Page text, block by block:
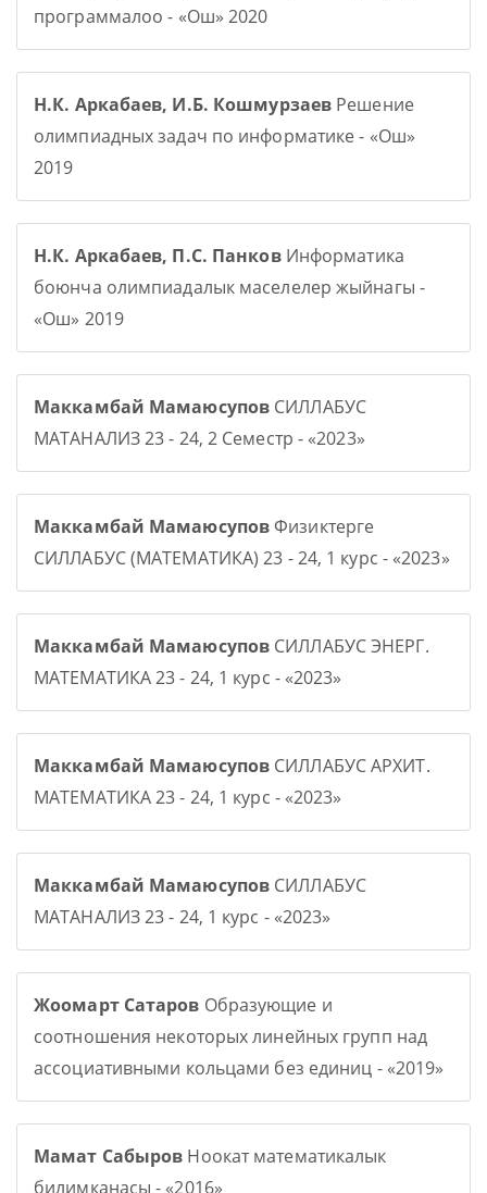
программалоо - «Ош» 2020
Н.К. Аркабаев, И.Б. Кошмурзаев Решение
олимпиадных задач по информатике - «Ош»
2019
Н.К. Аркабаев, П.С. ПанковИнформатика
боюнча олимпиадалык маселелер жыйнагы -
«Ош» 2019
Маккамбай Мамаюсупов СИЛЛАБУС
МАТАНАЛИЗ 23 - 24, 2 Семестр - «2023»
Маккамбай МамаюсуповФизиктерге
СИЛЛАБУС (МАТЕМАТИКА) 23 - 24, 1 курс - «2023»
Маккамбай Мамаюсупов СИЛЛАБУС ЭНЕРГ.
МАТЕМАТИКА 23 - 24, 1 курс - «2023»
Маккамбай Мамаюсупов СИЛЛАБУС АРХИТ.
МАТЕМАТИКА 23 - 24, 1 курс - «2023»
Маккамбай Мамаюсупов СИЛЛАБУС
МАТАНАЛИЗ 23 - 24, 1 курс - «2023»
Жоомарт Сатаров Образующие и
соотношения некоторых линейных групп над
ассоциативными кольцами без единиц - «2019»
Мамат Сабыров Ноокат математикалык
билимканасы - «2016»